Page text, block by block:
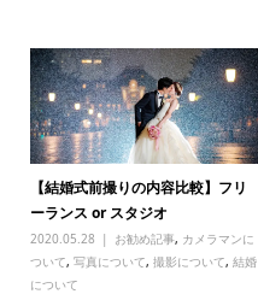
【結婚式前撮りの内容比較】フリ
ーランス or スタジオ
2020.05.28 お勧め記事, カメラマンに
ついて, 写真について, 撮影について, 結婚
について